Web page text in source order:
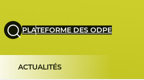
PLATEFORME DES ODPE
ACTUALITÉS